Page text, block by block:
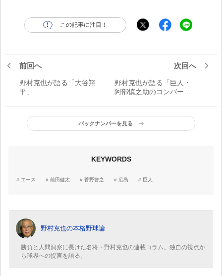
この記事に注目！
前回へ
野村克也が語る「大谷翔
平」
次回へ
野村克也が語る「巨人・
阿部慎之助のコンバー
バックナンバーを見る
KEYWORDS
エース 前田健太 菅野智之 広島 巨人
野村克也の本格野球論
勝負と人間洞察に長けた名将・野村克也の連載コラム。独自の視点か
ら球界への提言を語る。